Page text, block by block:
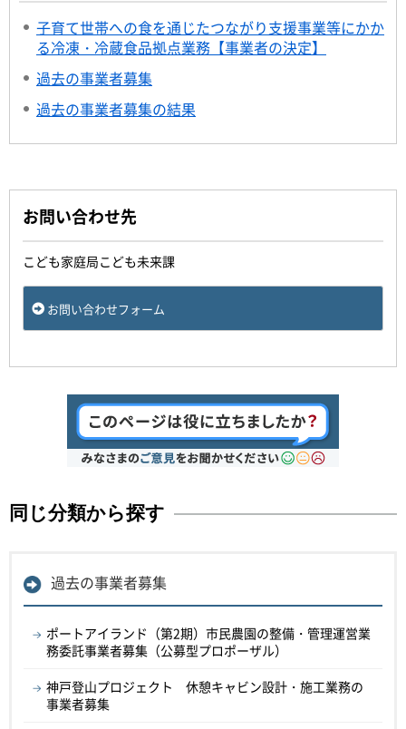
子育て世帯への食を通じたつながり支援事業等にかか
る冷凍・冷蔵食品拠点業務【事業者の決定】
過去の事業者募集
過去の事業者募集の結果
お問い合わせ先
こども家庭局こども未来課
お問い合わせフォーム
同じ分類から探す
過去の事業者募集
ポートアイランド（第2期）市民農園の整備・管理運営業
務委託事業者募集（公募型プロポーザル）
神戸登山プロジェクト 休憩キャビン設計・施工業務の
事業者募集